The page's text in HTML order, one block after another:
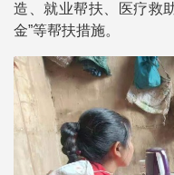
造、就业帮扶、医疗救
金”等帮扶措施。